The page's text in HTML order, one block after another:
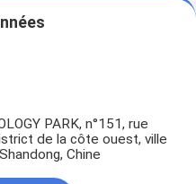
PARK, n°151, rue
de la côte ouest, ville
Chine